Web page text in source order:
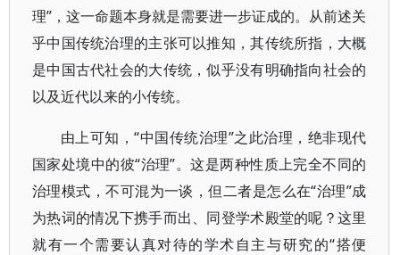
理”，这一命题本身就是需要进一步证成的。从前述关
乎中国传统治理的主张可以推知，其传统所指，大概
是中国古代社会的大传统，似乎没有明确指向社会的
以及近代以来的小传统。
由上可知，“中国传统治理”之此治理，绝非现代
国家处境中的彼“治理”。这是两种性质上完全不同的
治理模式，不可混为一谈，但二者是怎么在“治理”成
为热词的情况下携手而出、同登学术殿堂的呢？这里
就有一个需要认真对待的学术自主与研究的“搭便